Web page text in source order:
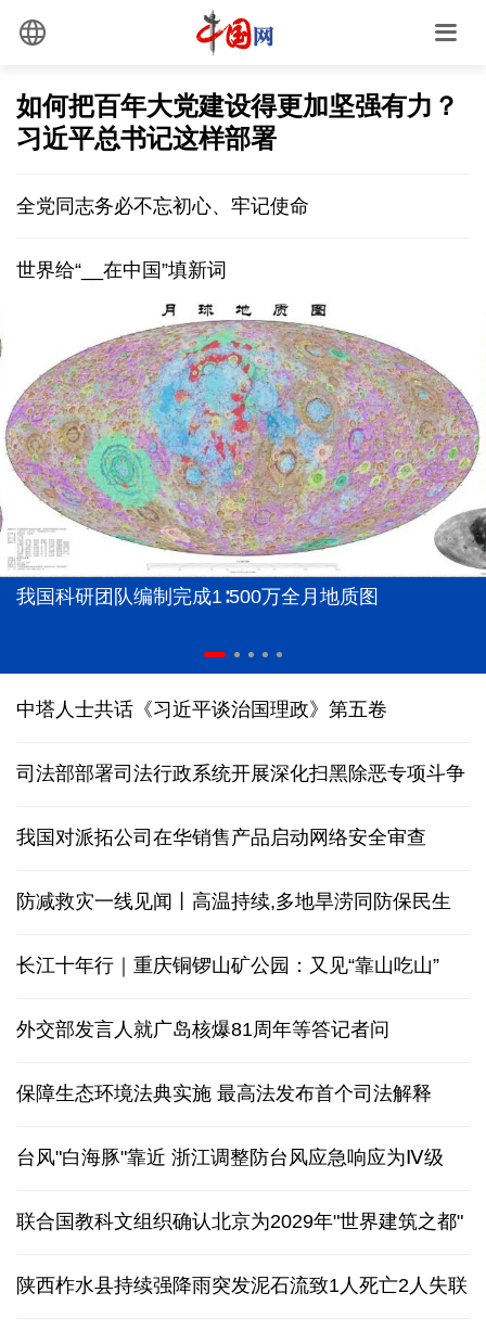
如何把百年大党建设得更加坚强有力？
习近平总书记这样部署
全党同志务必不忘初心、牢记使命
世界给“__在中国”填新词
我国科研团队编制完成1∶500万全月地质图
中塔人士共话《习近平谈治国理政》第五卷
司法部部署司法行政系统开展深化扫黑除恶专项斗争
我国对派拓公司在华销售产品启动网络安全审查
防减救灾一线见闻丨高温持续,多地旱涝同防保民生
长江十年行｜重庆铜锣山矿公园：又见“靠山吃山”
外交部发言人就广岛核爆81周年等答记者问
保障生态环境法典实施 最高法发布首个司法解释
台风"白海豚"靠近 浙江调整防台风应急响应为Ⅳ级
联合国教科文组织确认北京为2029年"世界建筑之都"
陕西柞水县持续强降雨突发泥石流致1人死亡2人失联